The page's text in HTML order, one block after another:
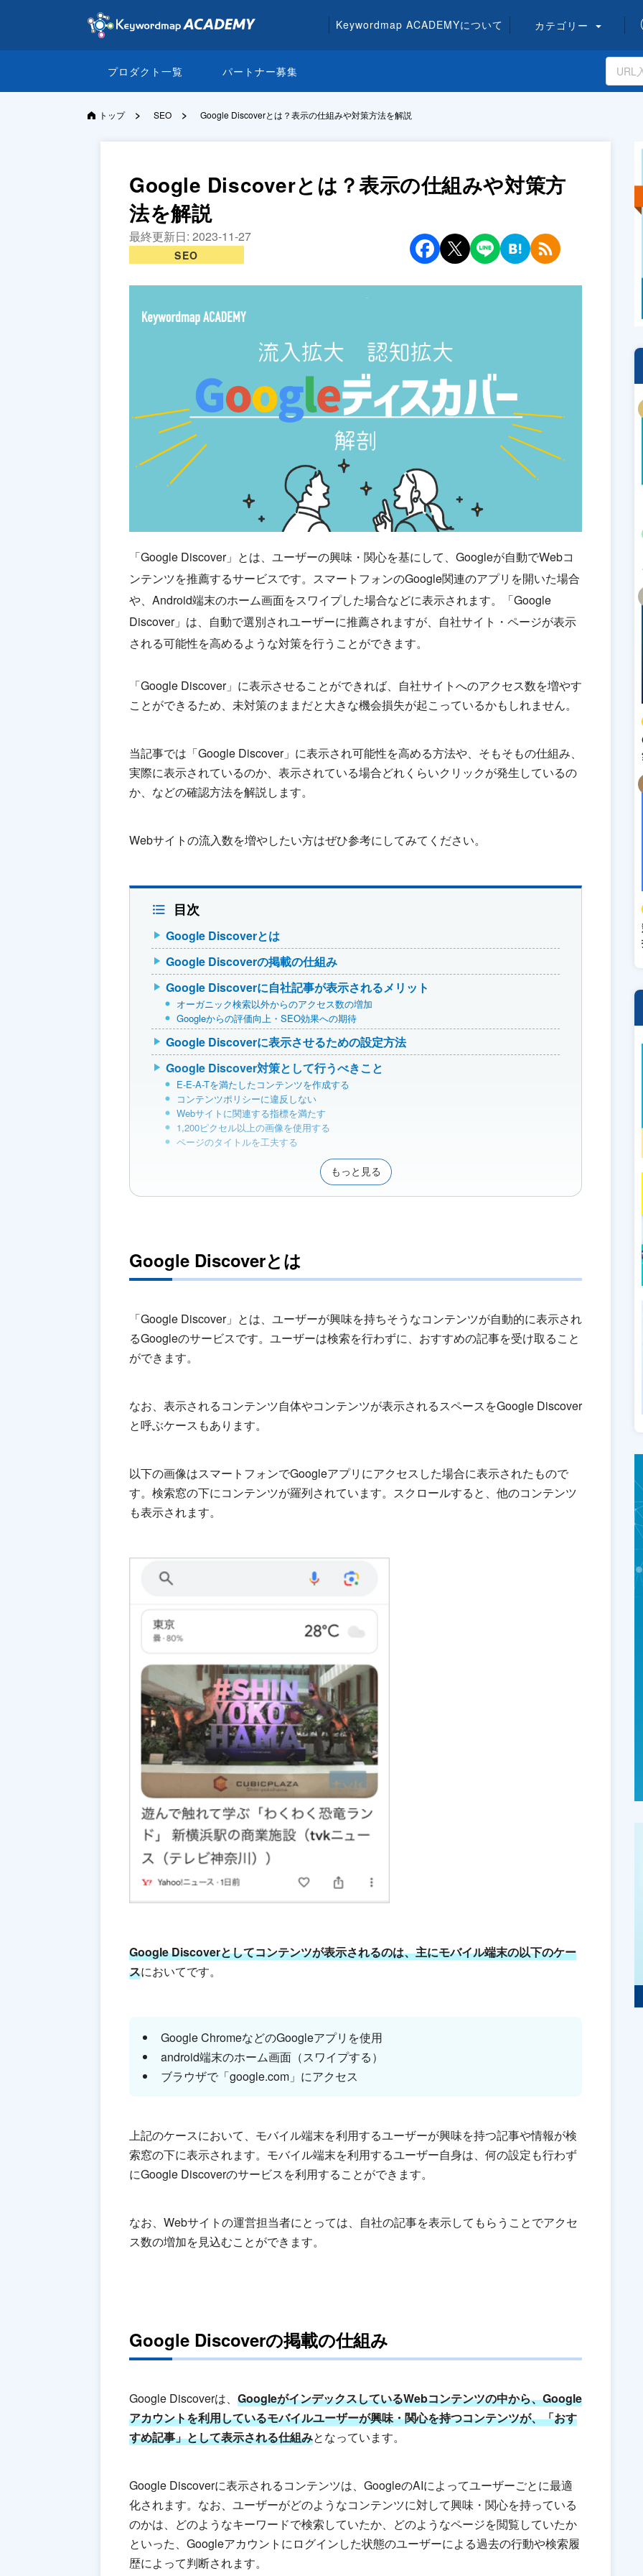
Keywordmap ACADEMYについて カテゴリー
プロダクト一覧 パートナー募集
トップ > SEO > Google Discoverとは？表示の仕組みや対策方法を解説
Google Discoverとは？表示の仕組みや対策方
法を解説
最終更新日: 2023-11-27
SEO
「Google Discover」とは、ユーザーの興味・関心を基にして、Googleが自動でWebコ
ンテンツを推薦するサービスです。スマートフォンのGoogle関連のアプリを開いた場合
や、Android端末のホーム画面をスワイプした場合などに表示されます。「Google
Discover」は、自動で選別されユーザーに推薦されますが、自社サイト・ページが表示
される可能性を高めるような対策を行うことができます。
「Google Discover」に表示させることができれば、自社サイトへのアクセス数を増やす
ことができるため、未対策のままだと大きな機会損失が起こっているかもしれません。
当記事では「Google Discover」に表示され可能性を高める方法や、そもそもの仕組み、
実際に表示されているのか、表示されている場合どれくらいクリックが発生しているの
か、などの確認方法を解説します。
Webサイトの流入数を増やしたい方はぜひ参考にしてみてください。
目次
Google Discoverとは
Google Discoverの掲載の仕組み
Google Discoverに自社記事が表示されるメリット
オーガニック検索以外からのアクセス数の増加
Googleからの評価向上・SEO効果への期待
Google Discoverに表示させるための設定方法
Google Discover対策として行うべきこと
E-E-A-Tを満たしたコンテンツを作成する
コンテンツポリシーに違反しない
Webサイトに関連する指標を満たす
1,200ピクセル以上の画像を使用する
ページのタイトルを工夫する
もっと見る
Google Discoverとは
「Google Discover」とは、ユーザーが興味を持ちそうなコンテンツが自動的に表示され
るGoogleのサービスです。ユーザーは検索を行わずに、おすすめの記事を受け取ること
ができます。
なお、表示されるコンテンツ自体やコンテンツが表示されるスペースをGoogle Discover
と呼ぶケースもあります。
以下の画像はスマートフォンでGoogleアプリにアクセスした場合に表示されたもので
す。検索窓の下にコンテンツが羅列されています。スクロールすると、他のコンテンツ
も表示されます。
Google Discoverとしてコンテンツが表示されるのは、主にモバイル端末の以下のケー
スにおいてです。
Google ChromeなどのGoogleアプリを使用
android端末のホーム画面（スワイプする）
ブラウザで「google.com」にアクセス
上記のケースにおいて、モバイル端末を利用するユーザーが興味を持つ記事や情報が検
索窓の下に表示されます。モバイル端末を利用するユーザー自身は、何の設定も行わず
にGoogle Discoverのサービスを利用することができます。
なお、Webサイトの運営担当者にとっては、自社の記事を表示してもらうことでアクセ
ス数の増加を見込むことができます。
Google Discoverの掲載の仕組み
Google Discoverは、 GoogleがインデックスしているWebコンテンツの中から、Google
アカウントを利用しているモバイルユーザーが興味・関心を持つコンテンツが、「おす
すめ記事」として表示される仕組みとなっています。
Google Discoverに表示されるコンテンツは、GoogleのAIによってユーザーごとに最適
化されます。なお、ユーザーがどのようなコンテンツに対して興味・関心を持っている
のかは、どのようなキーワードで検索していたか、どのようなページを閲覧していたか
といった、Googleアカウントにログインした状態のユーザーによる過去の行動や検索履
歴によって判断されます。